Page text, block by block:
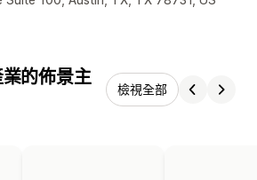
的佈景主
檢視全部